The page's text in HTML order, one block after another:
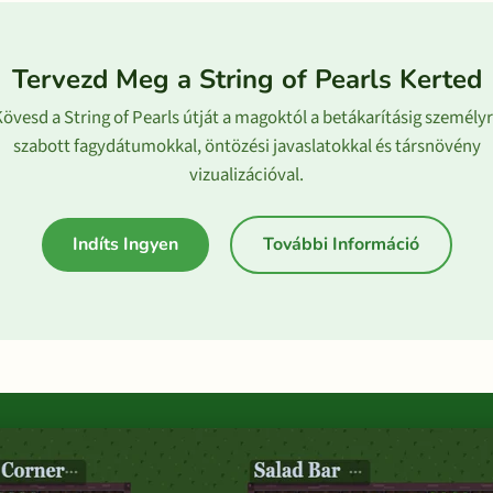
Tervezd Meg a String of Pearls Kerted
a String of Pearls útját a magoktól a betákarításig
szabott fagydátumokkal, öntözési javaslatokkal és társnövény
vizualizációval.
Indíts Ingyen További Információ